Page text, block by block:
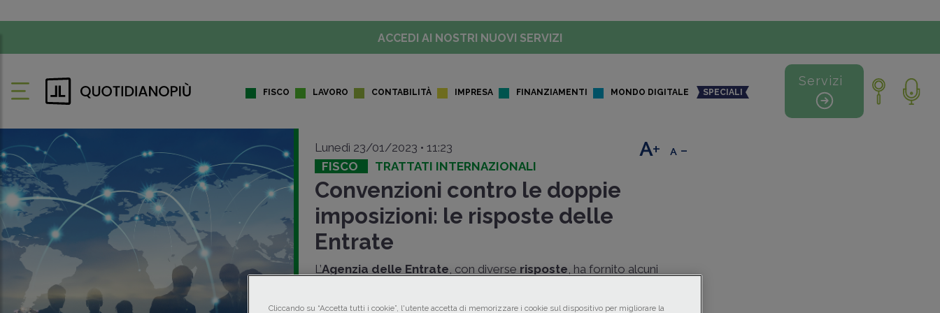
ACCEDI AI NOSTRI NUOVI SERVIZI
FISCO LAVORO CONTABILITÀ IMPRESA FINANZIAMENTI MONDO DIGITALE SPECIALI
Servizi
Lunedì 23/01/2023 • 11:23
FISCO
TRATTATI INTERNAZIONALI
Convenzioni contro le doppie
imposizioni: le risposte delle
Entrate
L’Agenzia delle Entrate, con diverse risposte, ha fornito alcuni
relativamente a emolumenti percepiti da soggetti italiani che
+ -
Cliccando su “Accetta tutti i cookie”, l'utente accetta di memorizzare i cookie sul dispositivo per migliorare la